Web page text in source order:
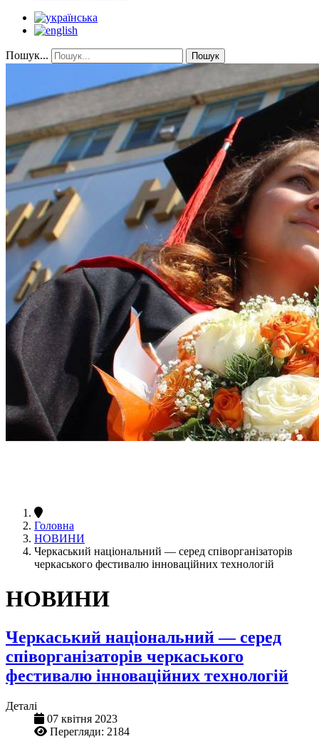
Пошук... Пошук
Головна
НОВИНИ
Черкаський національний — серед співорганізаторів
черкаського фестивалю інноваційних технологій
НОВИНИ
Черкаський національний — серед
співорганізаторів черкаського
фестивалю інноваційних технологій
Деталі
07 квітня 2023
Перегляди: 2184